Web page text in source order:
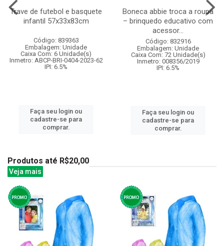
Trave de futebol e basquete
infantil 57x33x83cm
Código: 839363
Embalagem: Unidade
Caixa Com: 6 Unidade(s)
Inmetro: ABCP-BRI-0404-2023-62
IPI: 6.5%
Faça seu login ou
cadastre-se para
comprar.
Boneca abbie troca a roupa
– brinquedo educativo com
acessor...
Código: 832916
Embalagem: Unidade
Caixa Com: 72 Unidade(s)
Inmetro: 008356/2019
IPI: 6.5%
Faça seu login ou
cadastre-se para
comprar.
Produtos até R$20,00
Veja mais